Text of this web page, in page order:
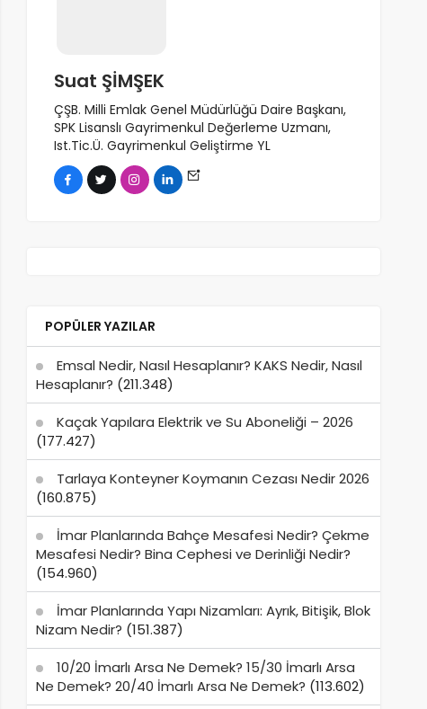
Suat ŞİMŞEK
ÇŞB. Milli Emlak Genel Müdürlüğü Daire Başkanı,
SPK Lisanslı Gayrimenkul Değerleme Uzmanı,
Ist.Tic.Ü. Gayrimenkul Geliştirme YL
POPÜLER YAZILAR
Emsal Nedir, Nasıl Hesaplanır? KAKS Nedir, Nasıl
Hesaplanır? (211.348)
Kaçak Yapılara Elektrik ve Su Aboneliği – 2026
(177.427)
Tarlaya Konteyner Koymanın Cezası Nedir 2026
(160.875)
İmar Planlarında Bahçe Mesafesi Nedir? Çekme
Mesafesi Nedir? Bina Cephesi ve Derinliği Nedir?
(154.960)
İmar Planlarında Yapı Nizamları: Ayrık, Bitişik, Blok
Nizam Nedir? (151.387)
10/20 İmarlı Arsa Ne Demek? 15/30 İmarlı Arsa
Ne Demek? 20/40 İmarlı Arsa Ne Demek? (113.602)